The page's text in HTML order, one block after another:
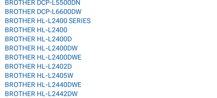
BROTHER DCP-L5500DN
BROTHER DCP-L6600DW
BROTHER HL-L2400 SERIES
BROTHER HL-L2400
BROTHER HL-L2400D
BROTHER HL-L2400DW
BROTHER HL-L2400DWE
BROTHER HL-L2402D
BROTHER HL-L2405W
BROTHER HL-L2440DWE
BROTHER HL-L2442DW